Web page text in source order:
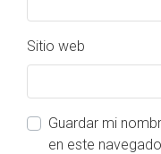
Sitio web
Guardar mi
en este